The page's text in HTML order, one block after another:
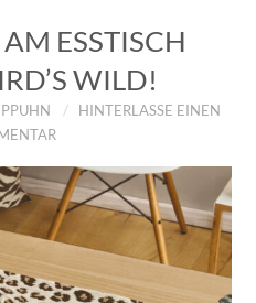
ESSTISCH
WILD!
HINTERLASSE EINEN